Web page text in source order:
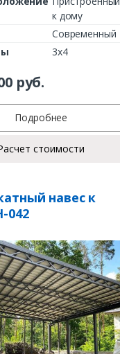
к дому
Современный
3х4
руб.
Подробнее
стоимости
навес к
042